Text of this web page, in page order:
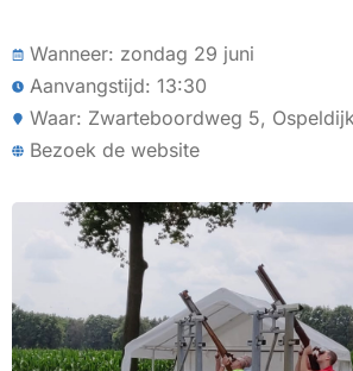
Wanneer: zondag 29 juni
Aanvangstijd: 13:30
Waar: Zwarteboordweg 5,
Bezoek de website